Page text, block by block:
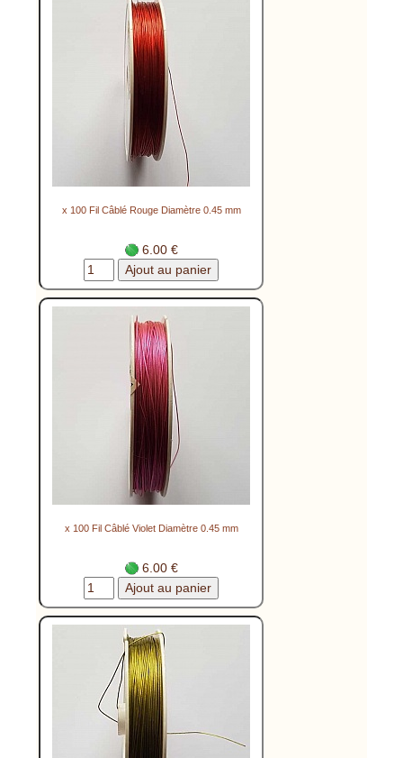
x 100 Fil Câblé Rouge Diamètre 0.45 mm
6.00 €
x 100 Fil Câblé Violet Diamètre 0.45 mm
6.00 €